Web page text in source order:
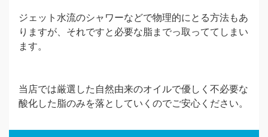
ジェット水流のシャワーなどで物理的にとる方法もあ
りますが、それですと必要な脂までっ取っててしまい
ます。
当店では厳選した自然由来のオイルで優しく不必要な
酸化した脂のみを落としていくのでご安心ください。